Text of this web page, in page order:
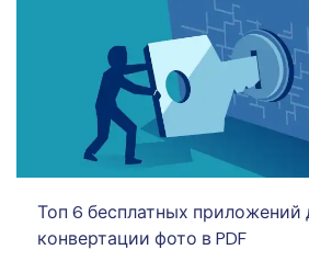
Топ 6 бесплатных приложений
конвертации фото в PDF